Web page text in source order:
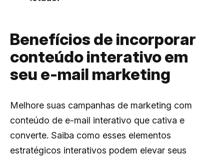
Benefícios de incorporar
conteúdo interativo em
seu e-mail marketing
Melhore suas campanhas de marketing com
conteúdo de e-mail interativo que cativa e
converte. Saiba como esses elementos
estratégicos interativos podem elevar seus